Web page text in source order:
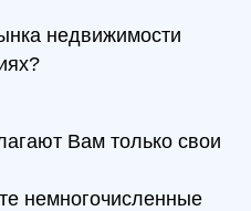
недвижимости
Вам только свои
немногочисленные